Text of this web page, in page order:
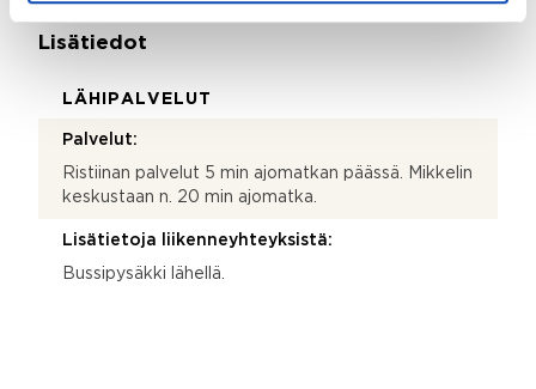
Lisätiedot
LÄHIPALVELUT
Palvelut:
Ristiinan palvelut 5 min ajomatkan päässä. Mikkelin
keskustaan n. 20 min ajomatka.
Lisätietoja liikenneyhteyksistä:
Bussipysäkki lähellä.